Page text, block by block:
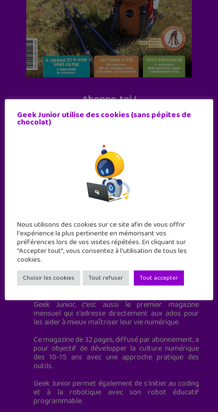
Abonne-toi !
11 numéros par an
JE M'ABONNE !
Geek Junior est le premier site de culture numérique
à destination des adolescents.
Geek Junior, c’est aussi le premier magazine
mensuel qui s’adresse directement aux ados pour
les aider à mieux maîtriser leur vie numérique.
Ce magazine de 32 pages, diffusé par abonnement, a
pour objectif de développer la culture numérique
des 10-15 ans avec une approche pratique des
outils.
Geek Junior permet également de s'initier au coding
et à la robotique avec son robot éducatif
programmable.
Geek Junior utilise des cookies (sans pépites de
chocolat)
Nous utilisons des cookies sur ce site afin de vous offrir
l'expérience la plus pertinente en mémorisant vos
préférences lors de vos visites répétées. En cliquant sur
"Accepter tout", vous consentez à l'utilisation de tous les
cookies.
Choisir les cookies Tout refuser Tout accepter